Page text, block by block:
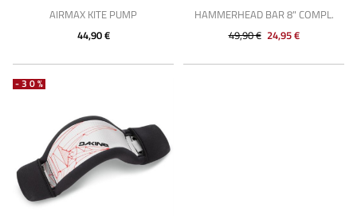
AIRMAX KITE PUMP
44,90 €
HAMMERHEAD BAR 8" COMPL.
49,90 € 24,95 €
-30%